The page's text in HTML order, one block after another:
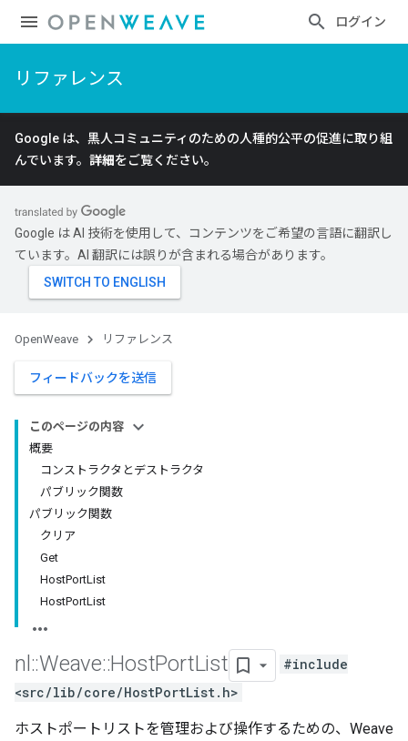
ログイン
リファレンス
Google は、黒人コミュニティのための人種的公平の促進に取り組
んでいます。 詳細をご覧ください。
Google は AI 技術を使用して、コンテンツをご希望の言語に翻訳し
ています。AI 翻訳には誤りが含まれる場合があります。
OpenWeave リファレンス
フィードバックを送信
このページの内容
概要
コンストラクタとデストラクタ
パブリック関数
パブリック関数
クリア
Get
HostPortList
HostPortList
nl ::Weave::HostPortList
#include
<src/lib/core/HostPortList.h>
ホストポートリストを管理および操作するための、Weave